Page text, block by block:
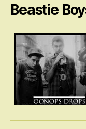
Beastie